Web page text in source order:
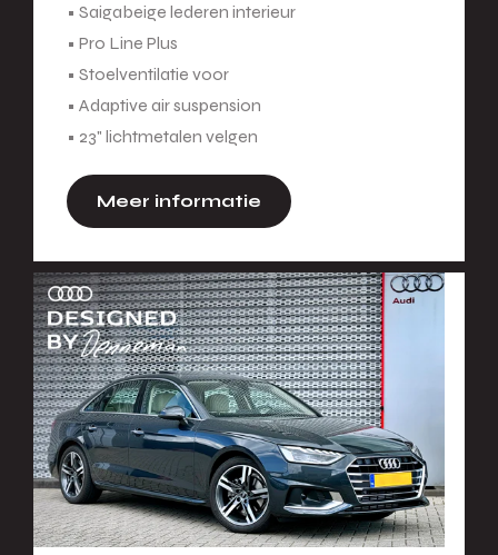
• Saigabeige lederen interieur
• Pro Line Plus
• Stoelventilatie voor
• Adaptive air suspension
• 23" lichtmetalen velgen
Meer informatie